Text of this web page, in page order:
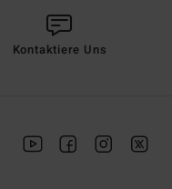
Kontaktiere Uns